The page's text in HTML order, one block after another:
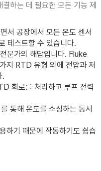
하는 데 필요한 모든 기능 제
서 공장에서 모든 온도 센서
테스트할 수 있습니다.
문가의 해답입니다. Fluke
지 RTD 유형 외에 전압과 저
.
회로를 처리하고 루프 전력
통해 온도를 소싱하는 동시
하기 때문에 작동하기도 쉽습